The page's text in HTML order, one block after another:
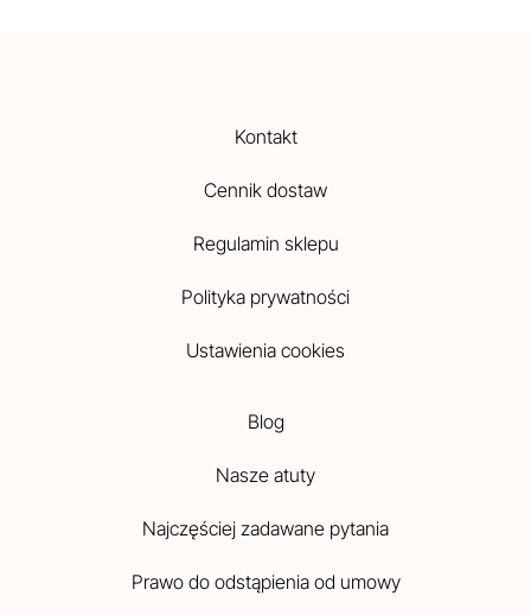
Kontakt
Cennik dostaw
Regulamin sklepu
Polityka prywatności
Ustawienia cookies
Blog
Nasze atuty
Najczęściej zadawane pytania
Prawo do odstąpienia od umowy